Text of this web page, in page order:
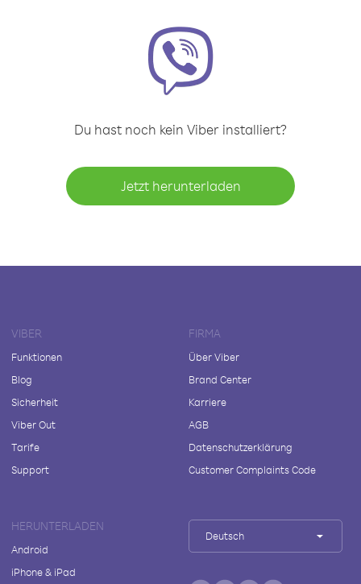
Du hast noch kein Viber installiert?
Jetzt herunterladen
VIBER
Funktionen
Blog
Sicherheit
Viber Out
Tarife
Support
FIRMA
Über Viber
Brand Center
Karriere
AGB
Datenschutzerklärung
Customer Complaints Code
HERUNTERLADEN
Android
iPhone & iPad
Deutsch